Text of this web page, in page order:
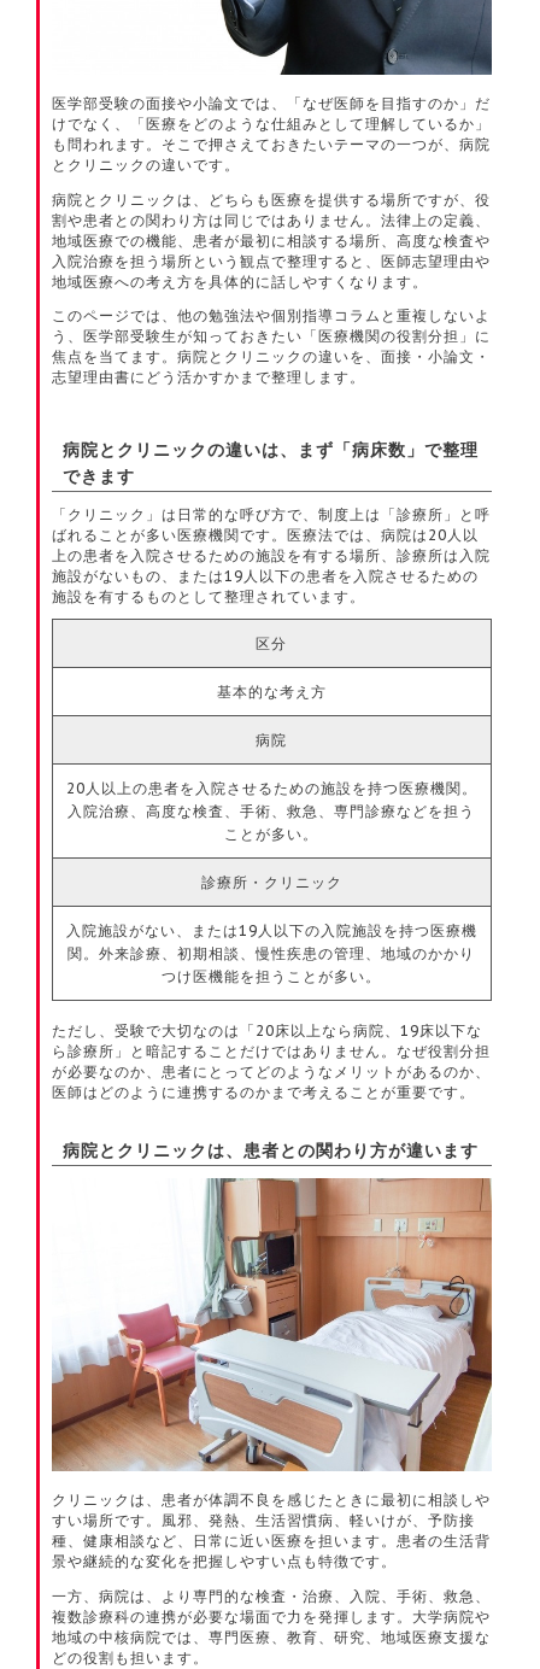
医学部受験の面接や小論文では、「なぜ医師を目指すのか」だ
けでなく、「医療をどのような仕組みとして理解しているか」
も問われます。そこで押さえておきたいテーマの一つが、病院
とクリニックの違いです。
病院とクリニックは、どちらも医療を提供する場所ですが、役
割や患者との関わり方は同じではありません。法律上の定義、
地域医療での機能、患者が最初に相談する場所、高度な検査や
入院治療を担う場所という観点で整理すると、医師志望理由や
地域医療への考え方を具体的に話しやすくなります。
このページでは、他の勉強法や個別指導コラムと重複しないよ
う、医学部受験生が知っておきたい「医療機関の役割分担」に
焦点を当てます。病院とクリニックの違いを、面接・小論文・
志望理由書にどう活かすかまで整理します。
病院とクリニックの違いは、まず「病床数」で整理
できます
「クリニック」は日常的な呼び方で、制度上は「診療所」と呼
ばれることが多い医療機関です。医療法では、病院は20人以
上の患者を入院させるための施設を有する場所、診療所は入院
施設がないもの、または19人以下の患者を入院させるための
施設を有するものとして整理されています。
区分
基本的な考え方
病院
20人以上の患者を入院させるための施設を持つ医療機関。
入院治療、高度な検査、手術、救急、専門診療などを担う
ことが多い。
診療所・クリニック
入院施設がない、または19人以下の入院施設を持つ医療機
関。外来診療、初期相談、慢性疾患の管理、地域のかかり
つけ医機能を担うことが多い。
ただし、受験で大切なのは「20床以上なら病院、19床以下な
ら診療所」と暗記することだけではありません。なぜ役割分担
が必要なのか、患者にとってどのようなメリットがあるのか、
医師はどのように連携するのかまで考えることが重要です。
病院とクリニックは、患者との関わり方が違います
クリニックは、患者が体調不良を感じたときに最初に相談しや
すい場所です。風邪、発熱、生活習慣病、軽いけが、予防接
種、健康相談など、日常に近い医療を担います。患者の生活背
景や継続的な変化を把握しやすい点も特徴です。
一方、病院は、より専門的な検査・治療、入院、手術、救急、
複数診療科の連携が必要な場面で力を発揮します。大学病院や
地域の中核病院では、専門医療、教育、研究、地域医療支援な
どの役割も担います。